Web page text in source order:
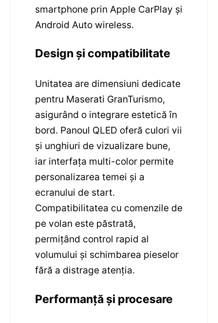
smartphone prin Apple CarPlay și
Android Auto wireless.
Design și compatibilitate
Unitatea are dimensiuni dedicate
pentru Maserati GranTurismo,
asigurând o integrare estetică în
bord. Panoul QLED oferă culori vii
și unghiuri de vizualizare bune,
iar interfața multi-color permite
personalizarea temei și a
ecranului de start.
Compatibilitatea cu comenzile de
pe volan este păstrată,
permițând control rapid al
volumului și schimbarea pieselor
fără a distrage atenția.
Performanță și procesare